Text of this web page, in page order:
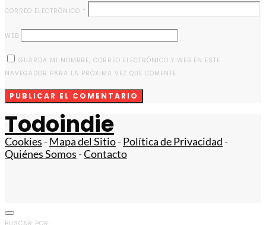
CORREO ELECTRÓNICO *
WEB
GUARDA MI NOMBRE, CORREO ELECTRÓNICO Y WEB EN ESTE
NAVEGADOR PARA LA PRÓXIMA VEZ QUE COMENTE.
Todoindie
Cookies -Mapa del Sitio-Política de Privacidad -
Quiénes Somos -Contacto